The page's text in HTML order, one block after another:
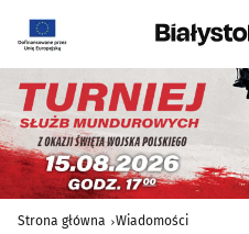
Strona główna Wiadomości